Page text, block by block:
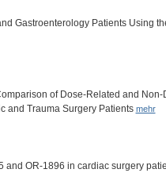
Gastroenterology Patients Using
of Dose-Related and
and Trauma Surgery Patients mehr
OR-1896 in cardiac surgery